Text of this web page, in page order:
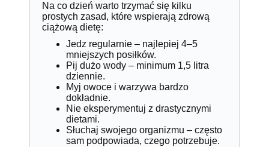
Na co dzień warto trzymać się kilku
prostych zasad, które wspierają zdrową
ciążową dietę:
Jedz regularnie – najlepiej 4–5
mniejszych posiłków.
Pij dużo wody – minimum 1,5 litra
dziennie.
Myj owoce i warzywa bardzo
dokładnie.
Nie eksperymentuj z drastycznymi
dietami.
Słuchaj swojego organizmu – często
sam podpowiada, czego potrzebuje.